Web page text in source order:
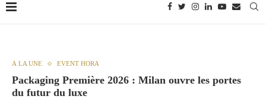
À LA UNE EVENT HORA
Packaging Première 2026 : Milan ouvre les portes
du futur du luxe